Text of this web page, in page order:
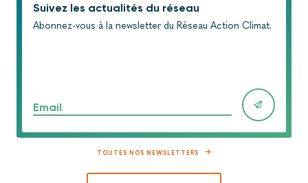
Suivez les actualités du réseau
Abonnez-vous à la newsletter du Réseau Action Climat.
Email
TOUTES NOS NEWSLETTERS